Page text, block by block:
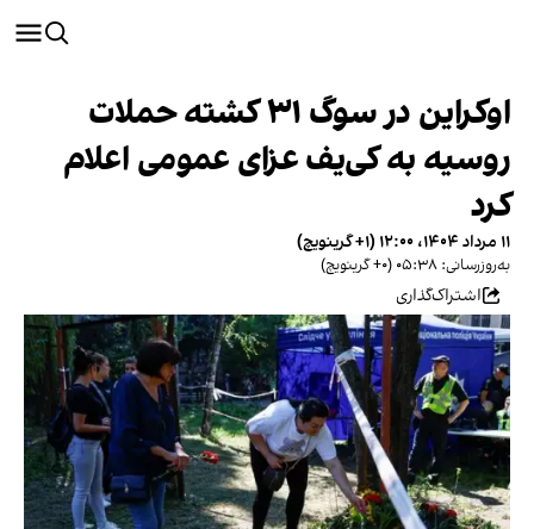
اوکراین در سوگ ۳۱ کشته حملات
روسیه به کی‌یف عزای عمومی اعلام
کرد
۱۱ مرداد ۱۴۰۴، ۱۲:۰۰ (‎+۱ گرینویچ)
به‌روزرسانی: ۰۵:۳۸ (‎+۰ گرینویچ)
اشتراک‌گذاری